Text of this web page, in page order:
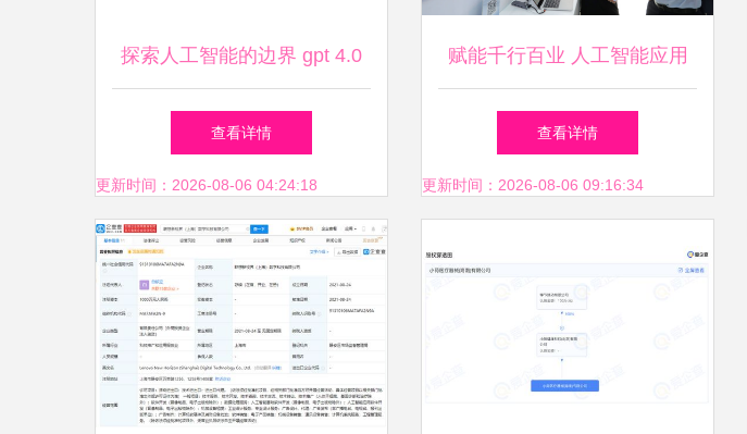
探索人工智能的边界 gpt 4.0
与文心一言 4.0免费使用体验
全揭秘
查看详情
更新时间：2026-08-06 04:24:18
赋能千行百业 人工智能应用
多点开花
查看详情
更新时间：2026-08-06 09:16:34